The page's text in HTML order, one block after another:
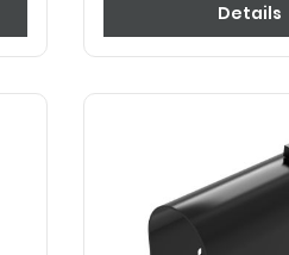
Details